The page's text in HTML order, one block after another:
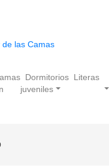
las Camas
Dormitorios
juveniles
Literas